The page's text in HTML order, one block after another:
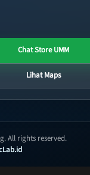
Chat Store UMM
Lihat Maps
All rights reserved.